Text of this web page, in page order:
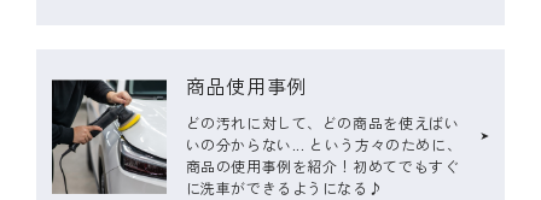
商品使用事例
どの汚れに対して、どの商品を使えばい
いの分からない... という方々のために、
商品の使用事例を紹介！初めてでもすぐ
に洗車ができるようになる♪